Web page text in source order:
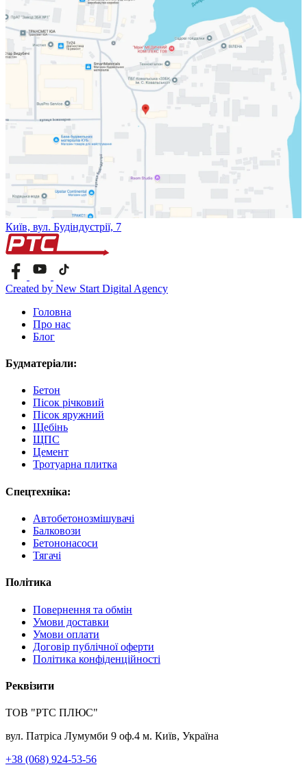
Київ, вул. Будіндустрії, 7
Created by New Start Digital Agency
Головна
Про нас
Блог
Будматеріали:
Бетон
Пісок річковий
Пісок яружний
Щебінь
ЩПС
Цемент
Тротуарна плитка
Спецтехніка:
Автобетонозмішувачі
Балковози
Бетононасоси
Тягачі
Політика
Повернення та обмін
Умови доставки
Умови оплати
Договір публічної оферти
Політика конфіденційності
Реквізити
ТОВ "РТС ПЛЮС"
вул. Патріса Лумумби 9 оф.4 м. Київ, Україна
+38 (068) 924-53-56